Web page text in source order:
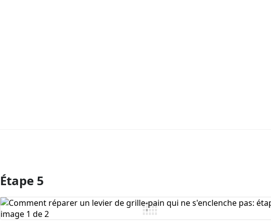
Ajouter un commentaire
Étape 5